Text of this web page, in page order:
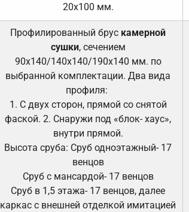
20х100 мм.
Профилированный брус камерной
сушки, сечением
90х140/140х140/190х140 мм. по
выбранной комплектации. Два вида
профиля:
1. С двух сторон, прямой со снятой
фаской. 2. Снаружи под «блок- хаус»,
внутри прямой.
Высота сруба: Сруб одноэтажный- 17
венцов
Сруб с мансардой- 17 венцов
Сруб в 1,5 этажа- 17 венцов, далее
каркас с внешней отделкой имитацией